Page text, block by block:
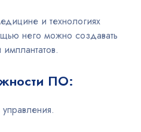
и технологиях
него можно создавать
ПО: